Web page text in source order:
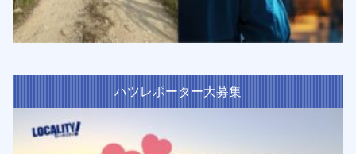
ハツレポーター大募集